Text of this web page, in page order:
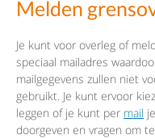
Melden
Je kunt voor overleg of
speciaal mailadres
mailgegevens zullen niet
gebruikt. Je kunt ervoor
leggen of je kunt per mail
doorgeven en vragen om